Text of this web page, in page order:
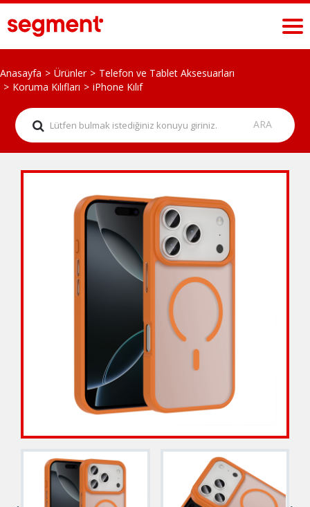
Anasayfa Ürünler
Telefon ve Tablet Aksesuarları
Koruma Kılıfları
iPhone Kılıf